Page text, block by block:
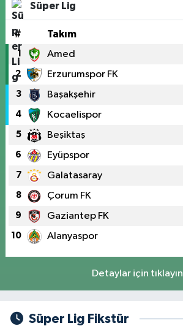
Süper Lig
# Takım
1 Amed
2 Erzurumspor FK
3 Başakşehir
4 Kocaelispor
5 Beşiktaş
6 Eyüpspor
7 Galatasaray
8 Çorum FK
9 Gaziantep FK
10 Alanyaspor
Detaylar için tıklayın
Süper Lig Fikstür